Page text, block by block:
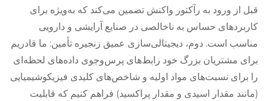
قبل از ورود به رآکتور واکنش تضمین می‌کند که به‌ویژه برای
کاربردهای حساس به ناخالصی در صنایع آرایشی و دارویی
مناسب است. دوم، دیجیتالی‌سازی عمیق زنجیره تأمین: ما قادریم
برای مشتریان بزرگ خود رابط‌های پرس‌وجوی داده‌های لحظه‌ای
را برای نسبت‌های مواد اولیه و شاخص‌های کلیدی فیزیکوشیمیایی
(مانند مقدار اسیدی و مقدار پراکسید) فراهم کنیم که قابلیت